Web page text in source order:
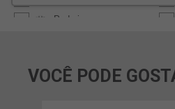
VOCÊ PODE